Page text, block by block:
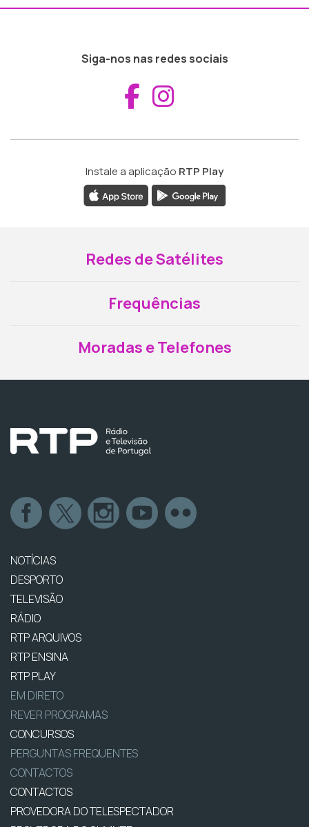
Siga-nos nas redes sociais
Aceder ao
Instale a aplicação RTP Play
Redes de Satélites
Frequências
Moradas e Telefones
NOTÍCIAS
DESPORTO
TELEVISÃO
RÁDIO
RTP ARQUIVOS
RTP ENSINA
RTP PLAY
EM DIRETO
REVER PROGRAMAS
CONCURSOS
PERGUNTAS FREQUENTES
CONTACTOS
CONTACTOS
PROVEDORA DO TELESPECTADOR